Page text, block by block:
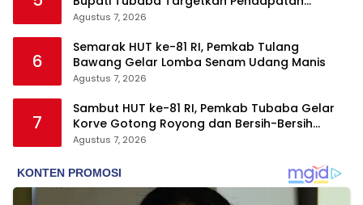
Daerah Rp820,3 Miliar
Agustus 7, 2026
6
Semarak HUT ke-81 RI, Pemkab Tulang
Bawang Gelar Lomba Senam Udang Manis
Agustus 7, 2026
7
Sambut HUT ke-81 RI, Pemkab Tubaba Gelar
Korve Gotong Royong dan Bersih-Bersih
Serentak
Agustus 7, 2026